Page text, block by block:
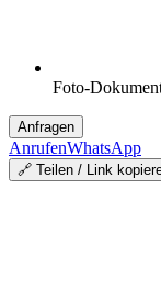
Foto-
Anfragen
AnrufenWhatsApp
🔗 Teilen / Link